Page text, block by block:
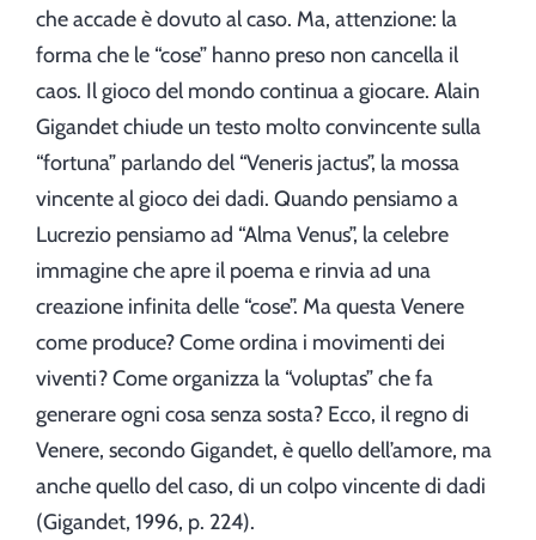
che accade è dovuto al caso. Ma, attenzione: la
forma che le “cose” hanno preso non cancella il
caos. Il gioco del mondo continua a giocare. Alain
Gigandet chiude un testo molto convincente sulla
“fortuna” parlando del “Veneris jactus”, la mossa
vincente al gioco dei dadi. Quando pensiamo a
Lucrezio pensiamo ad “Alma Venus”, la celebre
immagine che apre il poema e rinvia ad una
creazione infinita delle “cose”. Ma questa Venere
come produce? Come ordina i movimenti dei
viventi? Come organizza la “voluptas” che fa
generare ogni cosa senza sosta? Ecco, il regno di
Venere, secondo Gigandet, è quello dell’amore, ma
anche quello del caso, di un colpo vincente di dadi
(Gigandet, 1996, p. 224).